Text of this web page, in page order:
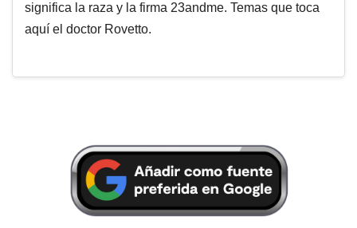
significa la raza y la firma 23andme. Temas que toca
aquí el doctor Rovetto.